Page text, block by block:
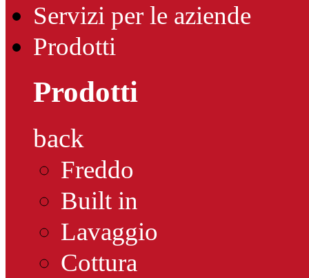
Servizi per le aziende
Prodotti
Prodotti
back
Freddo
Built in
Lavaggio
Cottura